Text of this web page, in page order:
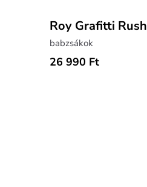
Roy Grafitti Rush
babzsákok
26 990 Ft